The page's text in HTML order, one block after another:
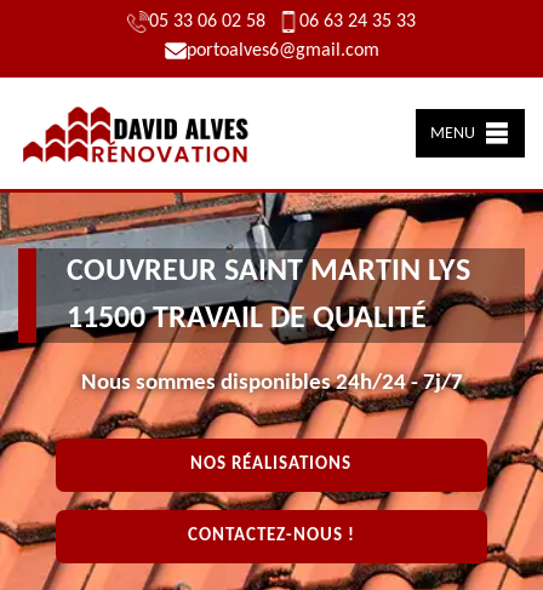
05 33 06 02 58
06 63 24 35 33
portoalves6@gmail.com
MENU
COUVREUR SAINT MARTIN LYS
11500 TRAVAIL DE QUALITÉ
Nous sommes disponibles 24h/24 - 7j/7
NOS RÉALISATIONS
CONTACTEZ-NOUS !